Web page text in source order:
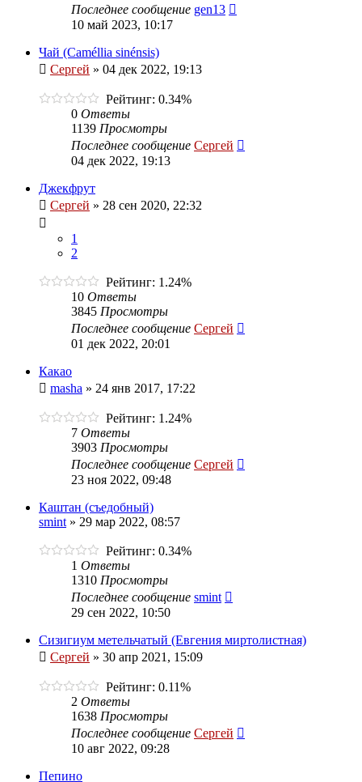
Последнее сообщение gen13
10 май 2023, 10:17
Чай (Caméllia sinénsis)
Сергей » 04 дек 2022, 19:13
Рейтинг: 0.34%
0 Ответы
1139 Просмотры
Последнее сообщение Сергей
04 дек 2022, 19:13
Джекфрут
Сергей » 28 сен 2020, 22:32
1
2
Рейтинг: 1.24%
10 Ответы
3845 Просмотры
Последнее сообщение Сергей
01 дек 2022, 20:01
Какао
masha » 24 янв 2017, 17:22
Рейтинг: 1.24%
7 Ответы
3903 Просмотры
Последнее сообщение Сергей
23 ноя 2022, 09:48
Каштан (съедобный)
smint » 29 мар 2022, 08:57
Рейтинг: 0.34%
1 Ответы
1310 Просмотры
Последнее сообщение smint
29 сен 2022, 10:50
Сизигиум метельчатый (Евгения миртолистная)
Сергей » 30 апр 2021, 15:09
Рейтинг: 0.11%
2 Ответы
1638 Просмотры
Последнее сообщение Сергей
10 авг 2022, 09:28
Пепино